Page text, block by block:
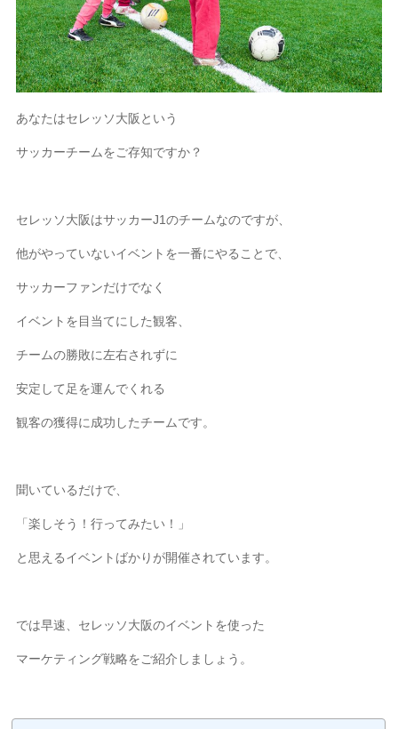
あなたはセレッソ大阪という
サッカーチームをご存知ですか？
セレッソ大阪はサッカーJ1のチームなのですが、
他がやっていないイベントを一番にやることで、
サッカーファンだけでなく
イベントを目当てにした観客、
チームの勝敗に左右されずに
安定して足を運んでくれる
観客の獲得に成功したチームです。
聞いているだけで、
「楽しそう！行ってみたい！」
と思えるイベントばかりが開催されています。
では早速、セレッソ大阪のイベントを使った
マーケティング戦略をご紹介しましょう。